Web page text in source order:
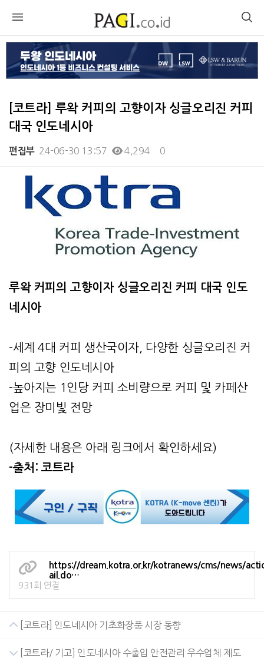
[코트라] 루왁 커피의 고향이자 싱글오리진 커피
대국 인도네시아
편집부 24-06-30 13:57 4,294 0
루왁 커피의 고향이자 싱글오리진 커피 대국 인도
네시아
-세계 4대 커피 생산국이자, 다양한 싱글오리진 커
피의 고향 인도네시아
-높아지는 1인당 커피 소비량으로 커피 및 카페산
업은 장미빛 전망
(자세한 내용은 아래 링크에서 확인하세요)
-출처: 코트라
https://dream.kotra.or.kr/kotranews/cms/news/
ail.do…
931회 연결
[코트라] 인도네시아 기초화장품 시장 동향
[코트라/ 기고] 인도네시아 수출입 안전관리 우수업체 제도